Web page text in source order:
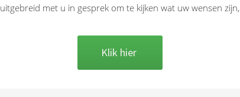
uitgebreid met u in gesprek om te kijken wat uw wensen zijn,
Klik hier